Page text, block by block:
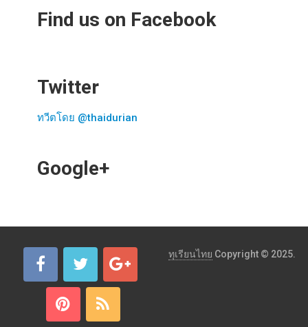
Find us on Facebook
Twitter
ทวีตโดย @thaidurian
Google+
ทุเรียนไทย Copyright © 2025.